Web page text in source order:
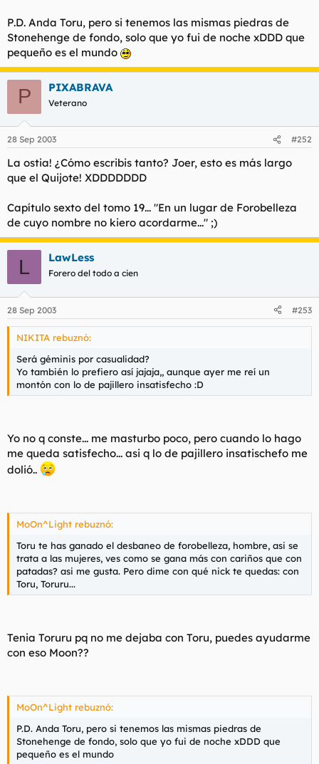
P.D. Anda Toru, pero si tenemos las mismas piedras de
Stonehenge de fondo, solo que yo fui de noche xDDD que
pequeño es el mundo
P PIXABRAVA
Veterano
28 Sep 2003 #252
La ostia! ¿Cómo escribis tanto? Joer, esto es más largo
que el Quijote! XDDDDDDD
Capítulo sexto del tomo 19... "En un lugar de Forobelleza
de cuyo nombre no kiero acordarme..." ;)
L LawLess
Forero del todo a cien
28 Sep 2003 #253
NIKITA rebuznó:
Será géminis por casualidad?
Yo también lo prefiero así jajaja,, aunque ayer me reí un
montón con lo de pajillero insatisfecho :D
Yo no q conste... me masturbo poco, pero cuando lo hago
me queda satisfecho... asi q lo de pajillero insatischefo me
dolió..
MoOn^Light rebuznó:
Toru te has ganado el desbaneo de forobelleza, hombre, asi se
trata a las mujeres, ves como se gana más con cariños que con
patadas? asi me gusta. Pero dime con qué nick te quedas: con
Toru, Toruru...
Tenia Toruru pq no me dejaba con Toru, puedes ayudarme
con eso Moon??
MoOn^Light rebuznó:
P.D. Anda Toru, pero si tenemos las mismas piedras de
Stonehenge de fondo, solo que yo fui de noche xDDD que
pequeño es el mundo